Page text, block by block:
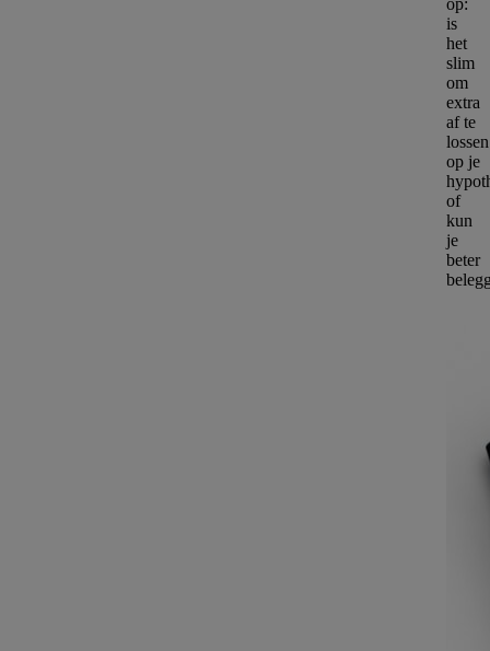
is
het
slim
om
extra
af te
lossen
op je
of
kun
je
beter